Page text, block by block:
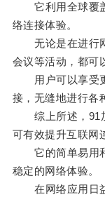
它利用全球覆盖
络连接体验。
无论是在进行网
会议等活动，都可
用户可以享受更
接，无缝地进行各
综上所述，91加
可有效提升互联网
它的简单易用和
稳定的网络体验。
在网络应用日益